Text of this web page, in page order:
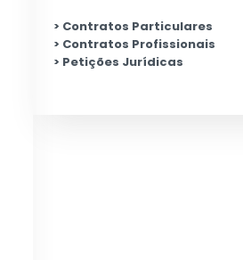
Contratos Particulares
Contratos Profissionais
Petições Jurídicas